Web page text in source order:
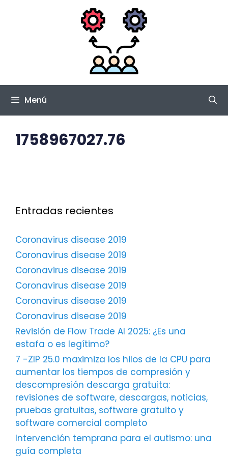
Menú
1758967027.76
Entradas recientes
Coronavirus disease 2019
Coronavirus disease 2019
Coronavirus disease 2019
Coronavirus disease 2019
Coronavirus disease 2019
Coronavirus disease 2019
Revisión de Flow Trade AI 2025: ¿Es una
estafa o es legítimo?
7 -ZIP 25.0 maximiza los hilos de la CPU para
aumentar los tiempos de compresión y
descompresión descarga gratuita:
revisiones de software, descargas, noticias,
pruebas gratuitas, software gratuito y
software comercial completo
Intervención temprana para el autismo: una
guía completa